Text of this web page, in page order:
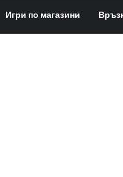
Игри по магазини